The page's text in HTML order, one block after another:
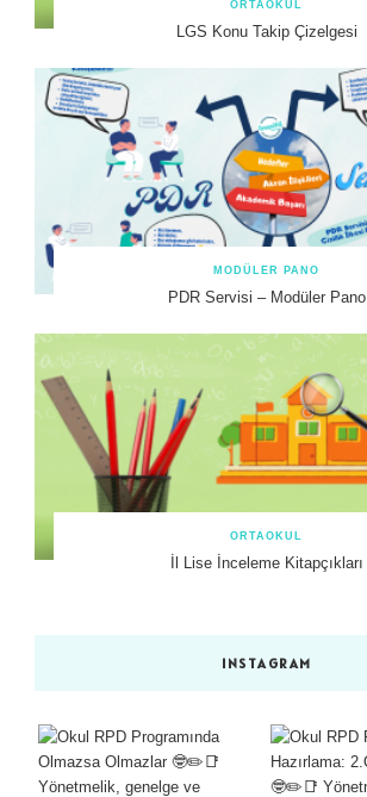
ORTAOKUL
LGS Konu Takip Çizelgesi
MODÜLER PANO
PDR Servisi – Modüler Pano
ORTAOKUL
İl Lise İnceleme Kitapçıkları
INSTAGRAM